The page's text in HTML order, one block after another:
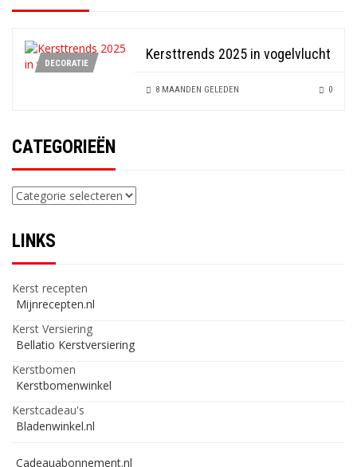
DECORATIE
Kersttrends 2025 in vogelvlucht
8 MAANDEN GELEDEN 0
CATEGORIEËN
Categorieën
LINKS
Kerst recepten
Mijnrecepten.nl
Kerst Versiering
Bellatio Kerstversiering
Kerstbomen
Kerstbomenwinkel
Kerstcadeau's
Bladenwinkel.nl
Cadeauabonnement.nl